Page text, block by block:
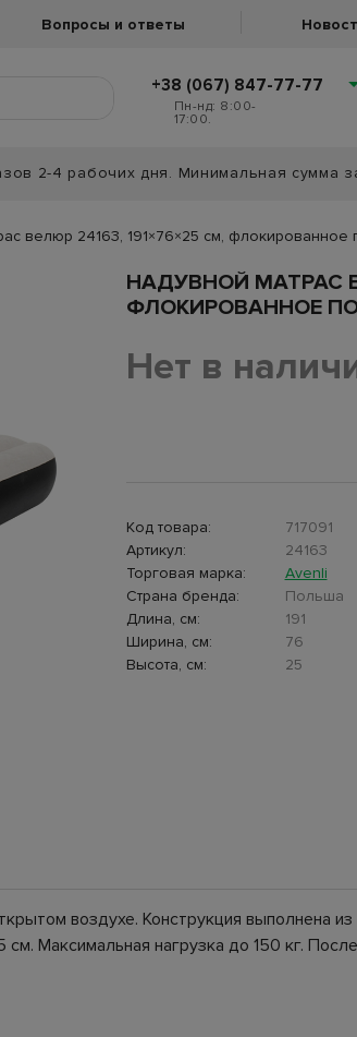
Вопросы и ответы
+38 (067) 847-77-77
Пн-нд: 8:00-
17:00.
2-4 рабочих дня. Минимальная сумма
велюр 24163, 191×76×25 см, флокированное
НАДУВНОЙ МАТРАС
ФЛОКИРОВАННОЕ
Нет в
Код товара:
717091
Артикул:
24163
Торговая марка:
Avenli
Страна бренда:
Польша
Длина, см:
191
Ширина, см:
76
Высота, см:
25
воздухе. Конструкция выполнена
Максимальная нагрузка до 150 кг.